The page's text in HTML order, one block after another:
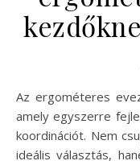
Az ergométeres evezés egyre népszerűbb edzésforma,
amely egyszerre
koordinációt. Nem
ideális választás,